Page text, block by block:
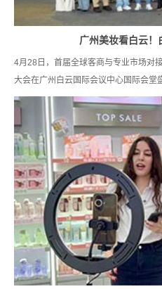
广州美妆看白云！
4月28日，首届全球客商与专业市场对
大会在广州白云国际会议中心国际会堂